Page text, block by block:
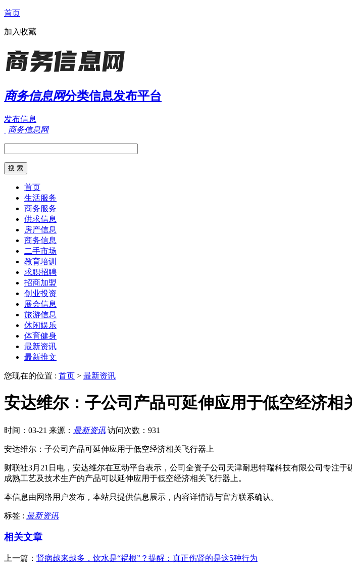
首页
加入收藏
商务信息网分类信息发布平台
发布信息
商务信息网
首页
生活服务
商务服务
供求信息
房产信息
商务信息
二手市场
教育培训
求职招聘
招商加盟
创业投资
展会信息
旅游信息
休闲娱乐
体育健身
最新资讯
最新推文
您现在的位置 : 首页 > 最新资讯
安达维尔：子公司产品可延伸应用于低空经济相
时间：03-21 来源： 最新资讯 访问次数：931
安达维尔：子公司产品可延伸应用于低空经济相关飞行器上
财联社3月21日电，安达维尔在互动平台表示，公司全资子公司天津耐思特瑞科技有限公司专注
成熟工艺及技术生产的产品可以延伸应用于低空经济相关飞行器上。
本信息由网络用户发布， 本站只提供信息展示，内容详情请与官方联系确认。
标签 : 最新资讯
相关文章
上一篇： 肾病越来越多，饮水是“祸根”？提醒：真正伤肾的是这5种行为